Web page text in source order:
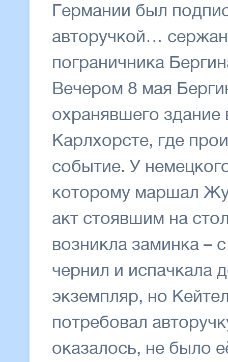
Германии был
авторучкой…
пограничника
Вечером 8 мая
охранявшего
Карлхорсте, где
событие. У
которому маршал
акт стоявшим на
возникла заминка –
чернил и испачкала
экземпляр, но
потребовал
оказалось, не было